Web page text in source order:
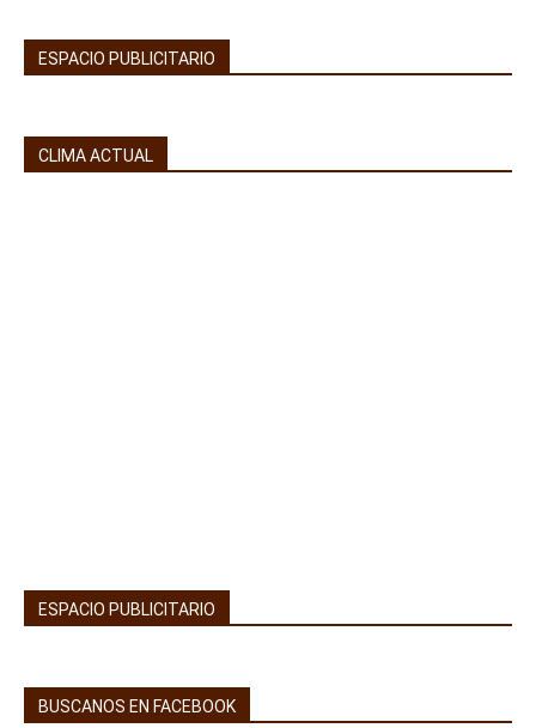
ESPACIO PUBLICITARIO
CLIMA ACTUAL
ESPACIO PUBLICITARIO
BUSCANOS EN FACEBOOK